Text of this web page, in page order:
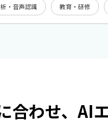
・音声認識 教育・研修
合わせ、AI